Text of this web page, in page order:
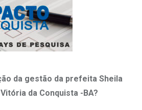
da gestão da prefeita Sheila
da Conquista -BA?